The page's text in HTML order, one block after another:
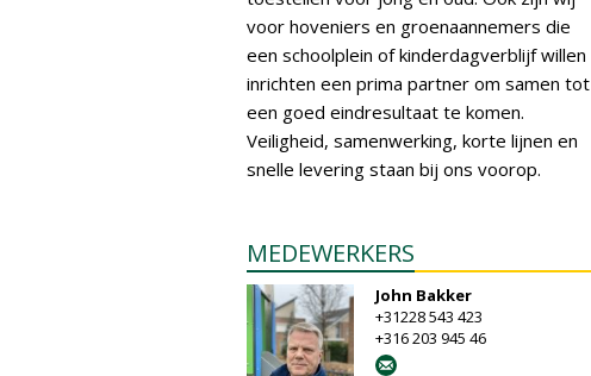
voor hoveniers en groenaannemers die
een schoolplein of kinderdagverblijf willen
inrichten een prima partner om samen tot
een goed eindresultaat te komen.
Veiligheid, samenwerking, korte lijnen en
snelle levering staan bij ons voorop.
MEDEWERKERS
John Bakker
+31228 543 423
+316 203 945 46